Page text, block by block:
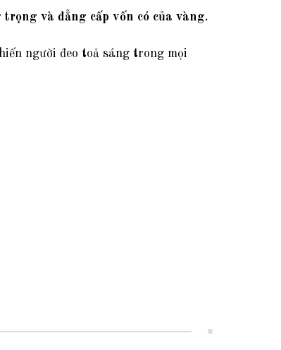
trọng và đẳng cấp vốn có của vàng.
người đeo toả sáng trong mọi